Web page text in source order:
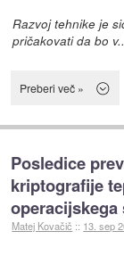
Razvoj tehnike je
pričakovati da bo
Preberi več »
Posledice
kriptografije
Matej Kovačič :: 13. sep